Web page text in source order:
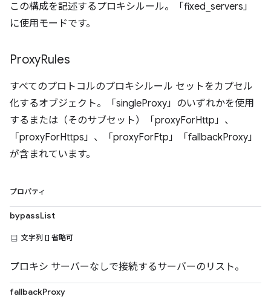
この構成を記述するプロキシルール。「fixed_servers」
に使用モードです。
ProxyRules
すべてのプロトコルのプロキシルール セットをカプセル
化するオブジェクト。「singleProxy」のいずれかを使用
するまたは（そのサブセット）「proxyForHttp」、
「proxyForHttps」、「proxyForFtp」「fallbackProxy」
が含まれています。
プロパティ
bypassList
文字列 [] 省略可
プロキシ サーバーなしで接続するサーバーのリスト。
fallbackProxy